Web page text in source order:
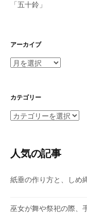
「五十鈴」
アーカイブ
ア
イ
カテゴリー
カ
リ
ー
人気の記事
紙垂の作り方と、しめ
巫女が舞や祭祀の際、